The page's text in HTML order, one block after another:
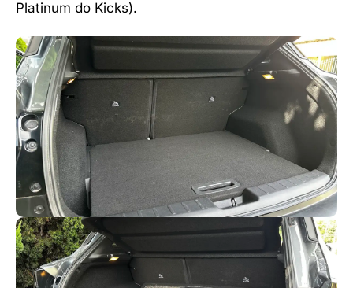
Platinum do Kicks).